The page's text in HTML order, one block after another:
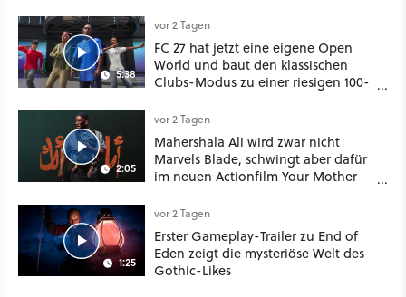
5:38
vor 2 Tagen
FC 27 hat jetzt eine eigene Open
World und baut den klassischen
Clubs-Modus zu einer riesigen 100-
2:05
vor 2 Tagen
Mahershala Ali wird zwar nicht
Marvels Blade, schwingt aber dafür
im neuen Actionfilm Your Mother
Schwert
1:25
vor 2 Tagen
Erster Gameplay-Trailer zu End of
Eden zeigt die mysteriöse Welt des
Gothic-Likes